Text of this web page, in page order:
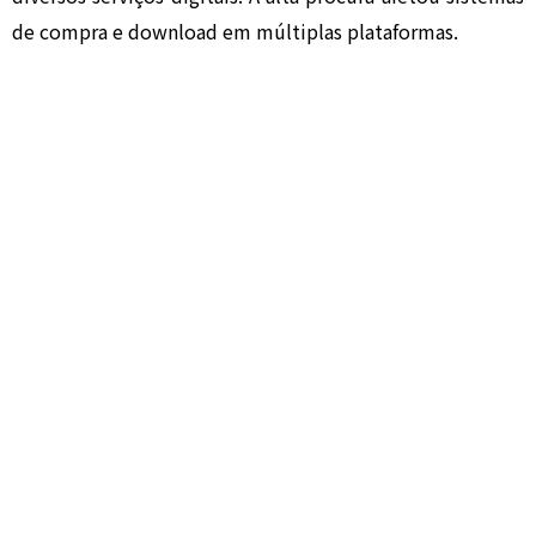
de compra e download em múltiplas plataformas.